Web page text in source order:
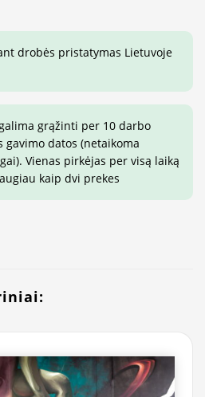
drobės pristatymas Lietuvoje
grąžinti per 10 darbo
datos (netaikoma
Vienas pirkėjas per visą laiką
kaip dvi prekes